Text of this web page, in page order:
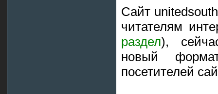
Сайт
читателям
раздел),
новый
посетителей